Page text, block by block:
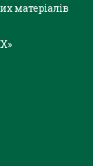
матеріалів